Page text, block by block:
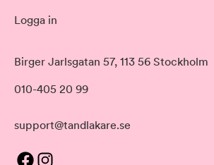
Logga in
Birger Jarlsgatan 57, 113 56 Stockholm
010-405 20 99
support@tandlakare.se